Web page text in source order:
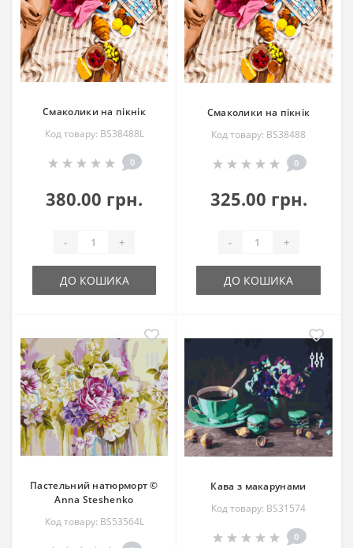
Смаколики на пікнік
Код товару: BS38488L
0
380.00 грн.
- +
ДО КОШИКА
Смаколики на пікнік
Код товару: BS38488
0
325.00 грн.
- +
ДО КОШИКА
Пастельний натюрморт ©
Anna Steshenko
Код товару: BS53564L
Кава з макарунами
Код товару: BS31574
0